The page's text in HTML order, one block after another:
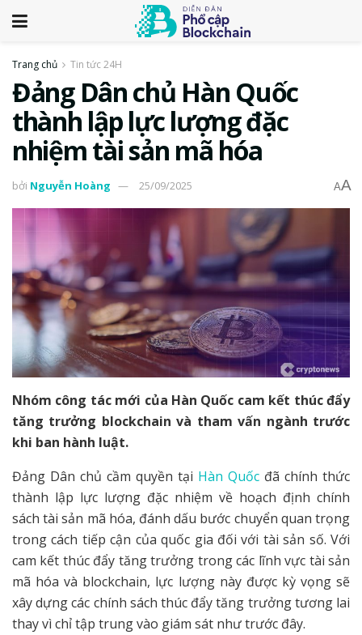
Trang chủ Tin tức 24H
Đảng Dân chủ Hàn Quốc
thành lập lực lượng đặc
nhiệm tài sản mã hóa
bởi Nguyễn Hoàng 25/09/2025 AA
Nhóm công tác mới của Hàn Quốc cam kết thúc đẩy
tăng trưởng blockchain và tham vấn ngành trước
khi ban hành luật.
Đảng Dân chủ cầm quyền tại Hàn Quốc đã chính thức
thành lập lực lượng đặc nhiệm về hoạch định chính
sách tài sản mã hóa, đánh dấu bước chuyển quan trọng
trong cách tiếp cận của quốc gia đối với tài sản số. Với
cam kết thúc đẩy tăng trưởng trong các lĩnh vực tài sản
mã hóa và blockchain, lực lượng này được kỳ vọng sẽ
xây dựng các chính sách thúc đẩy tăng trưởng tương lai
thay vì chỉ tập trung vào giám sát như trước đây.